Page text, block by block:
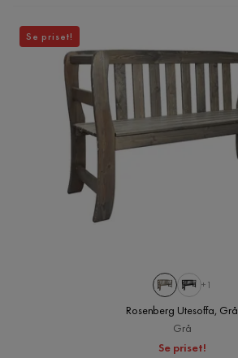
+1
Rosenberg Utesoffa, Grå
Grå
Se priset!
Se priset!